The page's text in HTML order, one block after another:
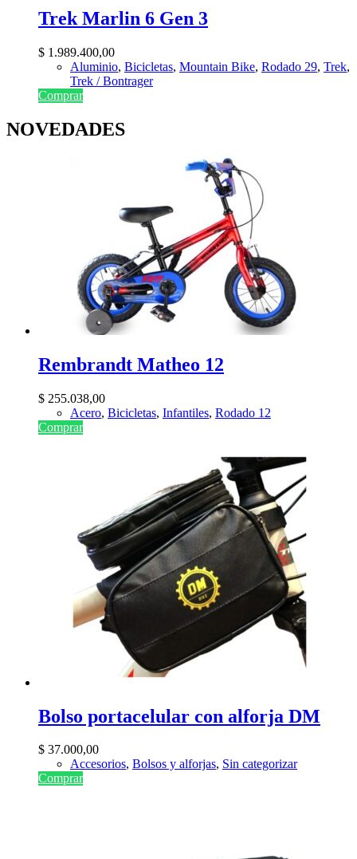
Trek Marlin 6 Gen 3
$ 1.989.400,00
Aluminio, Bicicletas, Mountain Bike, Rodado 29, Trek,
Trek / Bontrager
Comprar
NOVEDADES
Rembrandt Matheo 12
$ 255.038,00
Acero, Bicicletas, Infantiles, Rodado 12
Comprar
Bolso portacelular con alforja DM
$ 37.000,00
Accesorios, Bolsos y alforjas, Sin categorizar
Comprar